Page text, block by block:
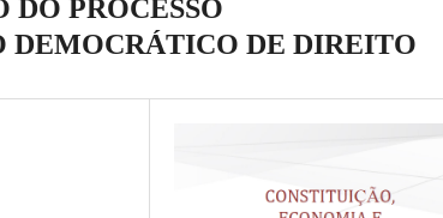
PROCESSO
DEMOCRÁTICO DE DIREITO